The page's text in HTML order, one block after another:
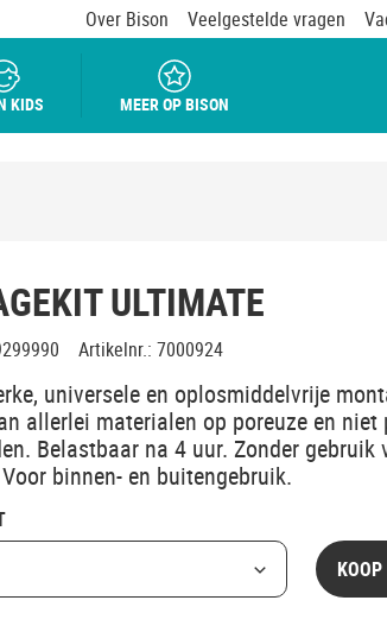
Over Bison Veelgestelde vragen
KIDS MEER OP BISON
ULTIMATE
Artikelnr.: 7000924
universele en oplosmiddelvrije
allerlei materialen op poreuze en niet
Belastbaar na 4 uur. Zonder gebruik
binnen- en buitengebruik.